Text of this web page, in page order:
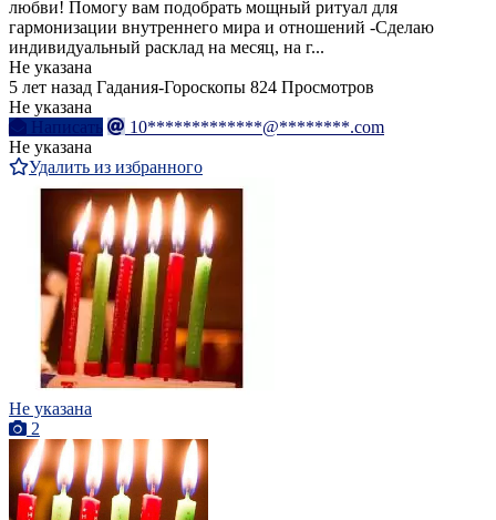
любви! Помогу вам подобрать мощный ритуал для
гармонизации внутреннего мира и отношений -Сделаю
индивидуальный расклад на месяц, на г...
Не указана
5 лет назад Гадания-Гороскопы 824 Просмотров
Не указана
Написать
10*************@********.com
Не указана
Удалить из избранного
Не указана
2